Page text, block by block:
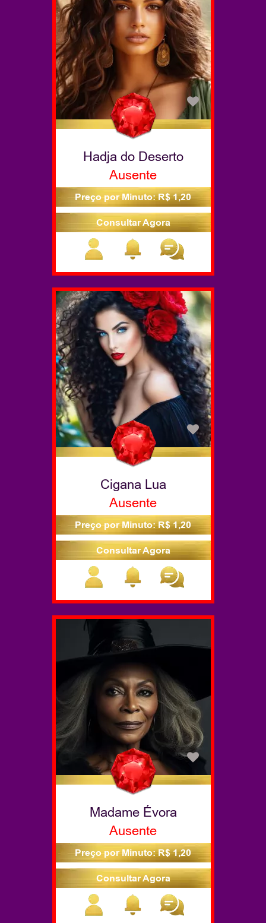
Hadja do Deserto
Ausente
Preço por Minuto: R$ 1,20
Consultar Agora
Cigana Lua
Ausente
Preço por Minuto: R$ 1,20
Consultar Agora
Madame Évora
Ausente
Preço por Minuto: R$ 1,20
Consultar Agora